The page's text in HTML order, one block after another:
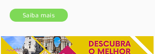
Saiba mais